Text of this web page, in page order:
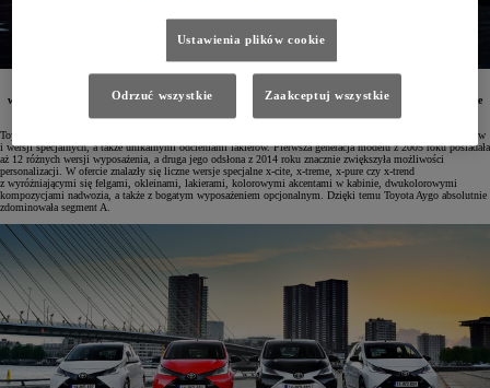
wyróżniające się w segmencie nadwoziem crossovera i ciekawą paletą kolorystyczną udowadnia swoje
Toyota Aygo od początku swojego istnienia zaskakiwała imponującą liczbą konfiguracji, akcesoriów, dodatków
i wersji specjalnych, a także unikalnymi odcieniami lakierów. Pierwsza generacja modelu z 2005 roku posiadała
aż 12 różnych wersji wyposażenia, a druga jego odsłona z 2014 roku znacznie zwiększyła możliwości
personalizacji. W ofercie znalazły się liczne wersje specjalne x-cite, x-treme, x-pure czy x-trend
z wyróżniającymi się felgami, okleinami, lakierami, kolorowymi akcentami w kabinie, dwukolorowymi
kompozycjami nadwozia, a także z bogatym wyposażeniem opcjonalnym. Dzięki temu Toyota Aygo absolutnie
zdominowała segment A.
Ustawienia plików cookie
Odrzuć wszystkie Zaakceptuj wszystkie